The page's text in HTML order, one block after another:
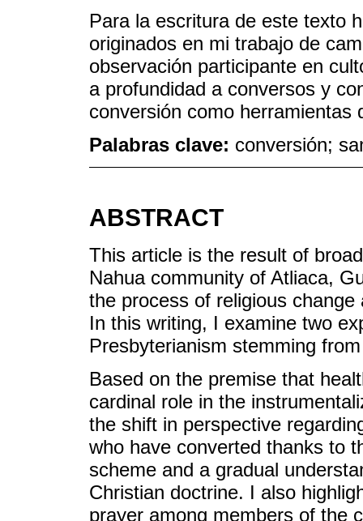
Para la escritura de este texto
originados en mi trabajo de
observación participante en
a profundidad a conversos y
conversión como herramientas
Palabras clave: conversión;
ABSTRACT
This article is the result of
Nahua community of Atliaca,
the process of religious
In this writing, I examine two
Presbyterianism stemming
Based on the premise that
cardinal role in the
the shift in perspective
who have converted thanks to
scheme and a gradual
Christian doctrine. I also
prayer among members of the